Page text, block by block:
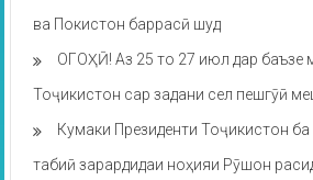
ва Покистон баррасӣ шуд
ОГОҲӢ! Аз 25 то 27 июл дар баъзе
Тоҷикистон сар задани сел пешгӯӣ
Кумаки Президенти Тоҷикистон
табиӣ зарардидаи ноҳияи Рӯшон